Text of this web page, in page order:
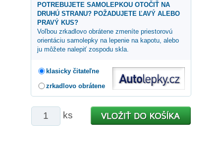
POTREBUJETE SAMOLEPKOU OTOČIŤ NA
DRUHÚ STRANU? POŽADUJETE ĽAVÝ ALEBO
PRAVÝ KUS?
Voľbou zrkadlovo obrátene zmeníte priestorovú
orientáciu samolepky na lepenie na kapotu, alebo
ju môžete nalepiť zospodu skla.
klasicky čitateľne
zrkadlovo obrátene
ks